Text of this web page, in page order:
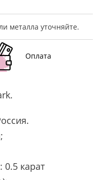
металла уточняйте.
Оплата
.
карат